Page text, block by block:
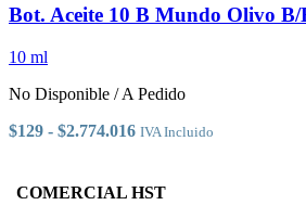
Las
opciones
elegir
la
producto
Bot. Aceite 10 B Mundo Olivo
10 ml
No Disponible / A Pedido
$129 - $2.774.016Rango
desde
IVA Incluido
COMERCIAL HST